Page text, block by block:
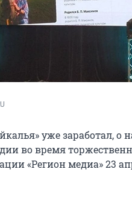
уже заработал, о
во время
«Регион медиа» 23